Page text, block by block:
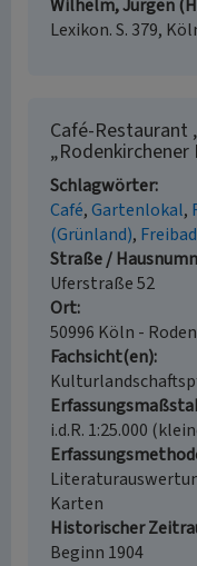
Wilhelm, Jürgen
Lexikon. S. 379,
Café-Restaurant
„Rodenkirchener
Schlagwörter
Café Gartenlokal
(Grünland) Freibad
Straße /
Uferstraße 52
Ort
50996 Köln -
Fachsicht(en)
i.d.R. 1:25.000
Karten
Historischer
Beginn 1904